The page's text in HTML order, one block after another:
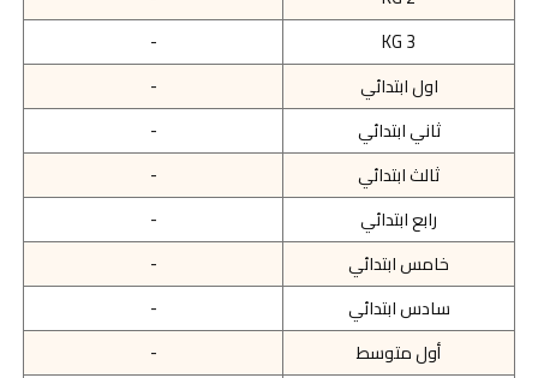
KG 3
-
اول ابتدائي
-
ثاني ابتدائي
-
ثالث ابتدائي
-
رابع ابتدائي
-
خامس ابتدائي
-
سادس ابتدائي
-
أول متوسط
-